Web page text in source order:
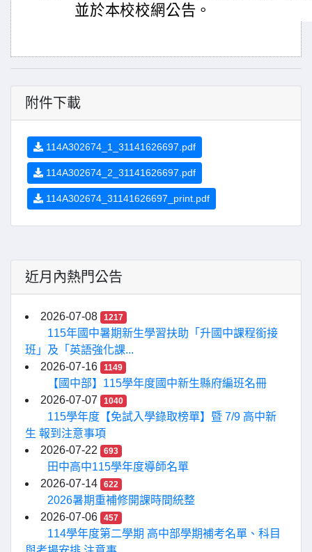
並於本校校網公告。
附件下載
114A302674_1_31141626697.pdf
114A302674_2_31141626697.pdf
114A302674_31141626697_print.pdf
近月內熱門公告
2026-07-08 1217
115年國中暑期新生學習扶助「升國中課程銜接
班」及「英語強化課...
2026-07-16
1149
【國中部】115學年度國中新生縣府編班名冊
2026-07-07
1040
115學年度【免試入學錄取榜單】暨 7/9 高中新
生 報到注意事項
2026-07-22
693
田中高中115學年度導師名單
2026-07-14
622
2026暑期重補修開課時間統整
2026-07-06
457
114學年度第二學期 高中部學期補考名單、科目